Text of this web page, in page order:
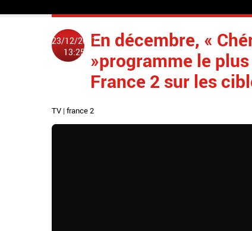
23/12/2017
13:25
En décembre, «
»programme le
France 2 sur les
TV | france 2